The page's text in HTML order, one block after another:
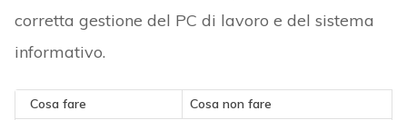
corretta gestione del PC di lavoro e del sistema
informativo.
Cosa fare
Cosa non fare